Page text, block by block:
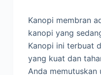
Kanopi membran
kanopi yang
Kanopi ini terbuat
yang kuat dan
Anda memutuskan